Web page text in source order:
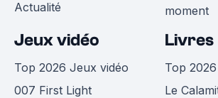
Actualité
moment
Jeux vidéo
Top 2026 Jeux vidéo
007 First Light
Livres
Top
Le